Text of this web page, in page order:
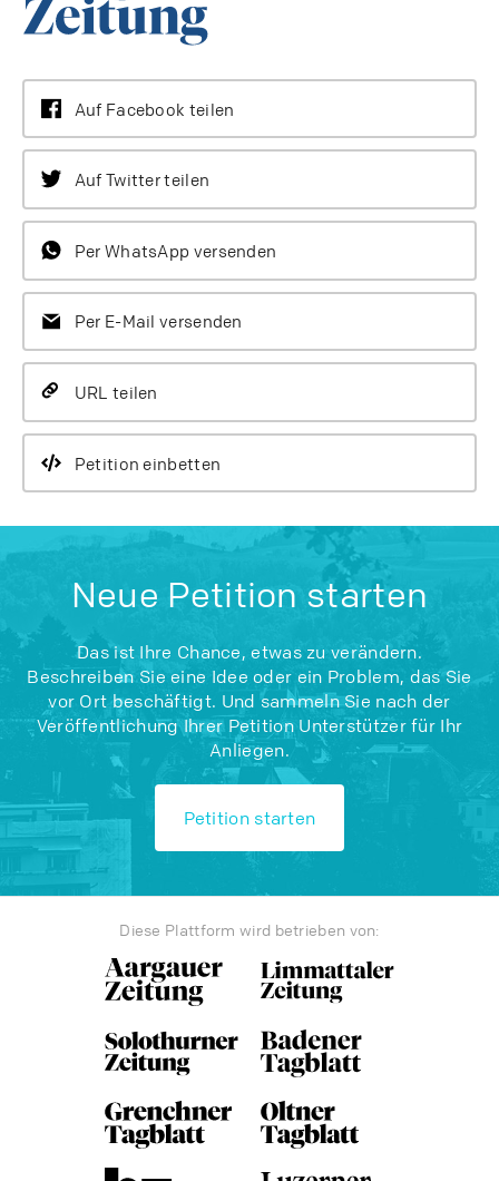
Auf Facebook teilen
Auf Twitter teilen
Per WhatsApp versenden
Per E-Mail versenden
URL teilen
Petition einbetten
Neue Petition starten
Das ist Ihre Chance, etwas zu verändern.
Beschreiben Sie eine Idee oder ein Problem, das Sie
vor Ort beschäftigt. Und sammeln Sie nach der
Veröffentlichung Ihrer Petition Unterstützer für Ihr
Anliegen.
Petition starten
Diese Plattform wird betrieben von: